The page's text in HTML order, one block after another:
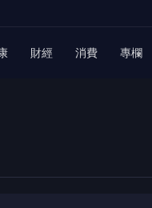
財經 消費 專欄